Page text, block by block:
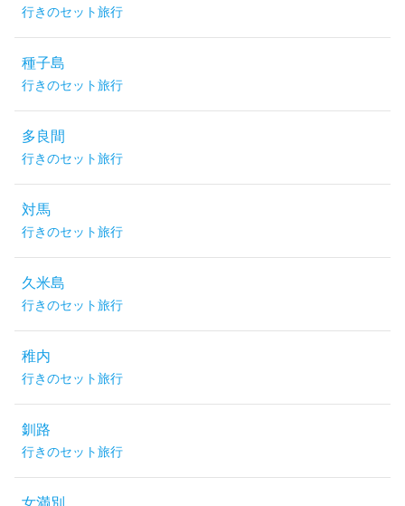
行きのセット旅行
種子島
行きのセット旅行
多良間
行きのセット旅行
対馬
行きのセット旅行
久米島
行きのセット旅行
稚内
行きのセット旅行
釧路
行きのセット旅行
女満別